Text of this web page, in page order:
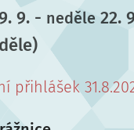
9. - neděle 22.
přihlášek